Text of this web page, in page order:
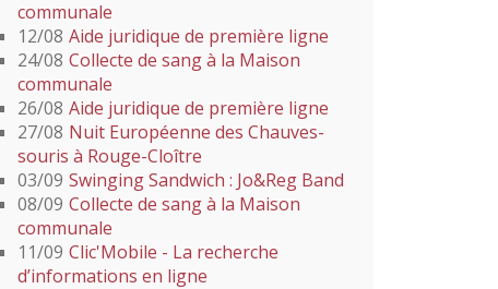
communale
12/08 Aide juridique de première ligne
24/08 Collecte de sang à la Maison
communale
26/08 Aide juridique de première ligne
27/08 Nuit Européenne des Chauves-
souris à Rouge-Cloître
03/09 Swinging Sandwich : Jo&Reg Band
08/09 Collecte de sang à la Maison
communale
11/09 Clic'Mobile - La recherche
d’informations en ligne